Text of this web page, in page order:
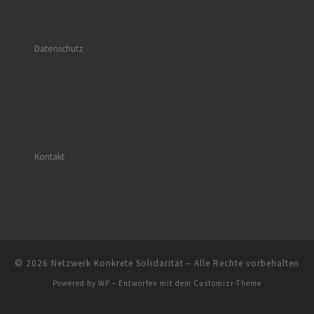
Datenschutz
Kontakt
© 2026 Netzwerk Konkrete Solidarität – Alle Rechte vorbehalten
Powered by WP – Entworfen mit dem Customizr-Theme